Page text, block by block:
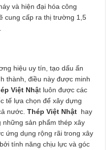
và hiện đại hóa công
cung cấp ra thị trường 1,5
hiệu uy tín, tạo dấu ấn
thành, điều này được minh
Việt Nhật luôn được các
tế lựa chọn để xây dựng
nước.Thép Việt Nhật hay
những sản phẩm thép xây
ứng dụng rộng rãi trong xây
tính năng chịu lực và góc